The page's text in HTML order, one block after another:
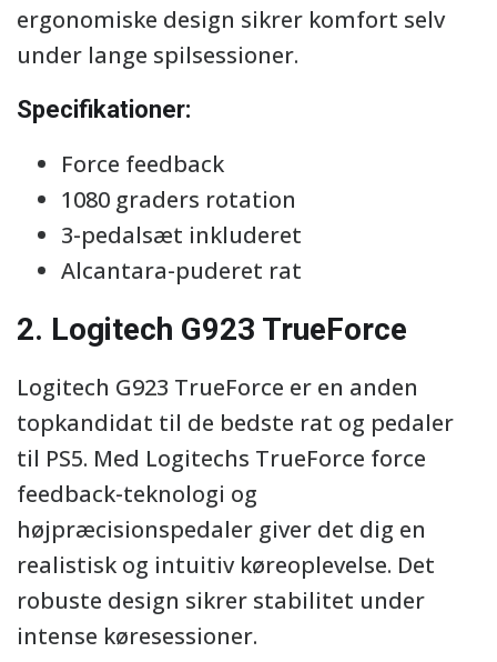
ergonomiske design sikrer komfort selv
under lange spilsessioner.
Specifikationer:
Force feedback
1080 graders rotation
3-pedalsæt inkluderet
Alcantara-puderet rat
2. Logitech G923 TrueForce
Logitech G923 TrueForce er en anden
topkandidat til de bedste rat og pedaler
til PS5. Med Logitechs TrueForce force
feedback-teknologi og
højpræcisionspedaler giver det dig en
realistisk og intuitiv køreoplevelse. Det
robuste design sikrer stabilitet under
intense køresessioner.